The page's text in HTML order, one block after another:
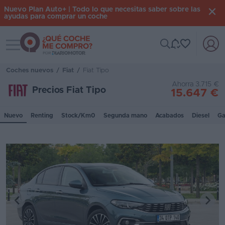
Iniciar
Coches
Renting
Suscripción
Stock
Nuevo Plan Auto+ | Todo lo que necesitas saber sobre las
ayudas para comprar un coche
Toggle navigation
Coches nuevos / Fiat / Fiat Tipo
Precios Fiat Tipo
Ahorra 3.715 €
15.647 €
Nuevo Renting Stock/Km0 Segunda mano Acabados Diesel